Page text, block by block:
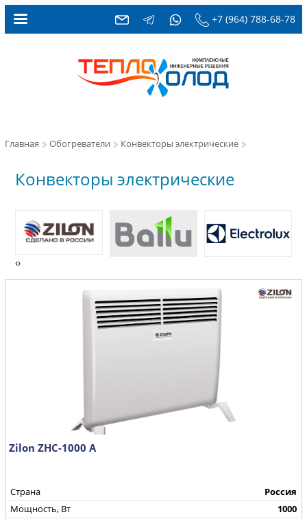
+7 (964) 788-68-78
Главная Обогреватели Конвекторы электрические
Конвекторы электрические
‹›
Zilon ZHC-1000 А
Страна
Россия
Mощность, Вт
1000